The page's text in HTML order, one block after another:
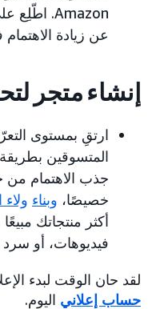
Amazon. اطّلِع على هذا
عن زيادة
إنشاء متجر
ارتقِ بمستوى
المتسوقين
جذب الاهتمام من
خصيصًا، وبناء ولاء
أكثر منتجاتك
فيديوهات، أو
لقد حان الوقت لبدء
حساب إعلاني اليوم.